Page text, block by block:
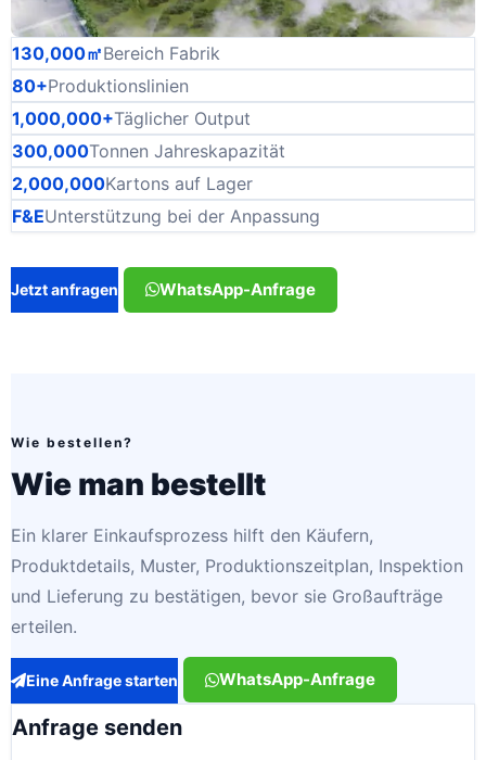
130,000㎡Bereich Fabrik
80+Produktionslinien
1,000,000+Täglicher Output
300,000Tonnen Jahreskapazität
2,000,000Kartons auf Lager
F&EUnterstützung bei der Anpassung
Jetzt anfragen WhatsApp-Anfrage
Wie bestellen?
Wie man bestellt
Ein klarer Einkaufsprozess hilft den Käufern,
Produktdetails, Muster, Produktionszeitplan, Inspektion
und Lieferung zu bestätigen, bevor sie Großaufträge
erteilen.
Eine Anfrage starten WhatsApp-Anfrage
Anfrage senden